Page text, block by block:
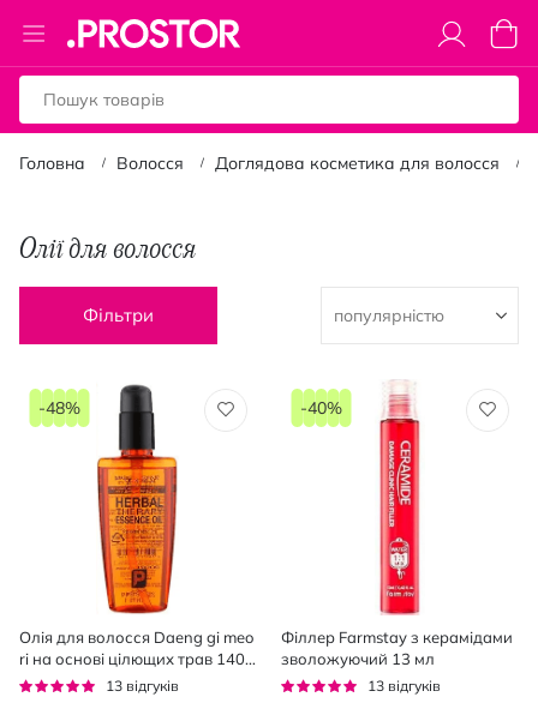
Toggle
Nav
Кошик
Головна Волосся Доглядова косметика для волосся
Олії для волосся
Фільтри
Олія для волосся Daeng gi meo
ri на основі цілющих трав 140
мл
Рейтинг:
13 відгуків
-48%
Філлер Farmstay з керамідами
зволожуючий 13 мл
Рейтинг:
13 відгуків
-40%